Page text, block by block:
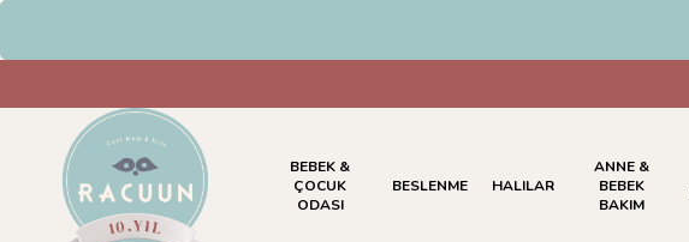
BEBEK &
ÇOCUK
ODASI
BESLENME HALILAR
ANNE &
BEBEK
BAKIM